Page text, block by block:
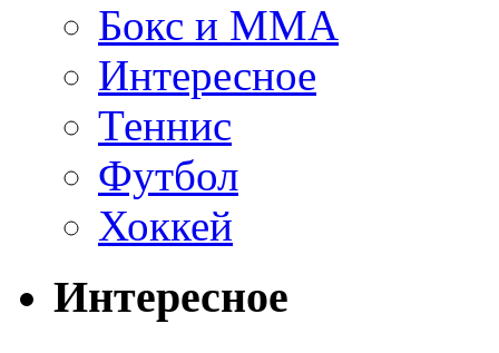
Бокс и ММА
Интересное
Теннис
Футбол
Хоккей
Интересное